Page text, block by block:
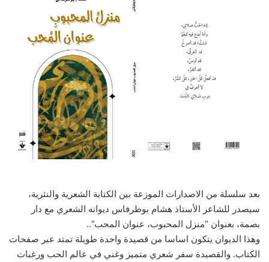
بعد سلسلة من الاصدارات الموزعة بين الكتابة الشعرية والنثرية،
سيصدر للشاعر الأستاذ هشام بوطرفاس ديوانه الشعري مع دار
بصمة، بعنوان “منزل المحبوب، عنوان المحب”..
وهذا الديوان يتكون اساسا من قصيدة واحدة طويلة تمتد عبر صفحات
الكتاب. والقصيدة سفر شعري متميز وغني في عالم الحب ورغبات